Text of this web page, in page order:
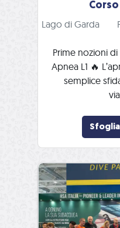
Corso
Lago di Garda
Prime nozioni
Apnea L1 🔥
semplice